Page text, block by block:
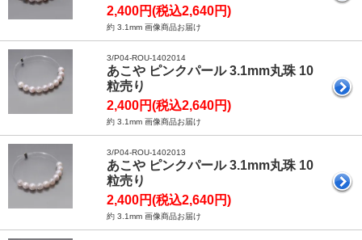
2,400円(税込2,640円)
約 3.1mm 画像商品お届け
3/P04-ROU-1402014
あこや ピンクパール 3.1mm丸珠 10
粒売り
2,400円(税込2,640円)
約 3.1mm 画像商品お届け
3/P04-ROU-1402013
あこや ピンクパール 3.1mm丸珠 10
粒売り
2,400円(税込2,640円)
約 3.1mm 画像商品お届け